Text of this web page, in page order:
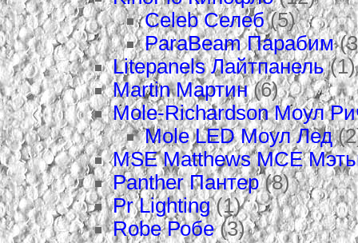
Celeb Селеб(5)
ParaBeam Парабим
Litepanels Лайтпанель(1)
Martin Мартин(6)
Mole-Richardson Моул
Mole LED Моул Лед
MSE Matthews МСЕ
Panther Пантер(8)
Pr Lighting(1)
Robe Робе(3)